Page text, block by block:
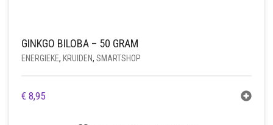
GINKGO BILOBA – 50 GRAM
ENERGIEKE, KRUIDEN, SMARTSHOP
€ 8,95